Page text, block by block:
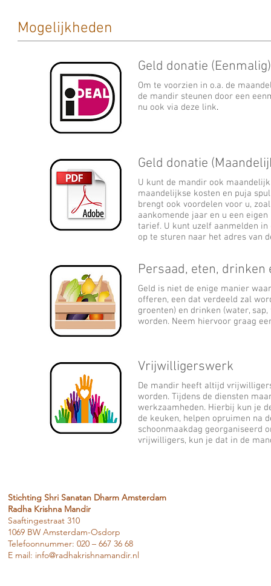
Mogelijkheden
Geld donatie (Eenmalig)
Om te voorzien in o.a. de maande
de mandir steunen door een
nu ook via deze link.
Geld donatie
U kunt de mandir ook
maandelijkse kosten en puja
brengt ook voordelen voor u,
aankomende jaar en u een
tarief. U kunt uzelf aanmelden
op te sturen naar het adres van
Persaad, eten, drinken
Geld is niet de enige manier
offeren, een dat verdeeld zal
groenten) en drinken (water,
worden. Neem hiervoor graag
Vrijwilligerswerk
De mandir heeft altijd
worden. Tijdens de diensten
werkzaamheden. Hierbij kun je
de keuken, helpen opruimen na
schoonmaakdag georganiseerd
vrijwilligers, kun je dat in de
Stichting Shri Sanatan Dharm Amsterdam
Radha Krishna Mandir
Saaftingestraat 310
1069 BW Amsterdam-Osdorp
Telefoonnummer: 020 – 667 36 68
E mail: info@radhakrishnamandir.nl